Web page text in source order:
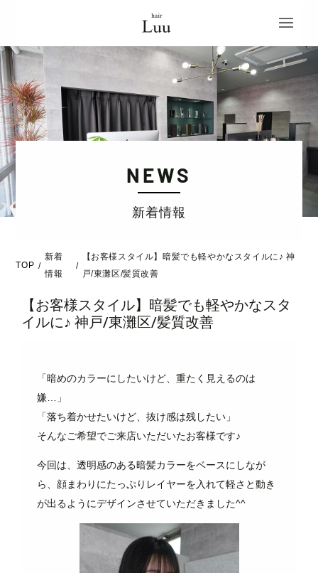
NEWS
新着情報
TOP /
新着
情報
/
【お客様スタイル】暗髪でも軽やかなスタイルに♪ 神
戸/東灘区/髪質改善
【お客様スタイル】暗髪でも軽やかなスタ
イルに♪ 神戸/東灘区/髪質改善
「暗めのカラーにしたいけど、重たく見えるのは
嫌…」
「落ち着かせたいけど、抜け感は残したい」
そんなご希望でご来店いただいたお客様です♪
今回は、透明感のある暗髪カラーをベースにしなが
ら、顔まわりにたっぷりレイヤーを入れて軽さと動き
が出るようにデザインさせていただきました^^